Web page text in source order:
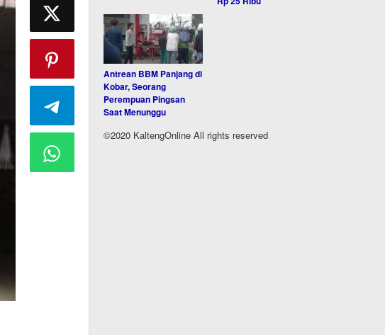
Antrean BBM Panjang di
Kobar, Seorang
Perempuan Pingsan
Saat Menunggu
©2020 KaltengOnline All rights reserved